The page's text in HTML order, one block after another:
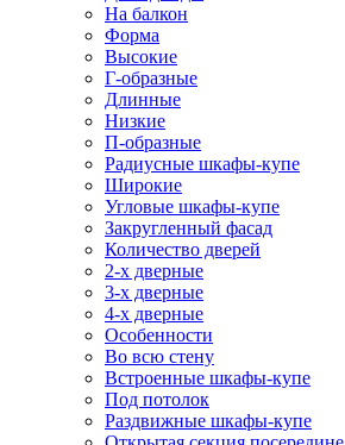
На балкон
Форма
Высокие
Г-образные
Длинные
Низкие
П-образные
Радиусные шкафы-купе
Широкие
Угловые шкафы-купе
Закругленный фасад
Количество дверей
2-х дверные
3-х дверные
4-х дверные
Особенности
Во всю стену
Встроенные шкафы-купе
Под потолок
Раздвижные шкафы-купе